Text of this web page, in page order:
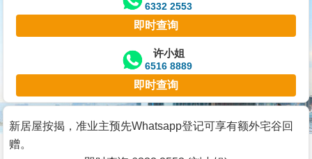
业
主
宅
谷
按
6332 2553
即时查询
许小姐
6516 8889
即时查询
新居屋按揭，准业主预先Whatsapp登记可享有额外宅谷回
赠。